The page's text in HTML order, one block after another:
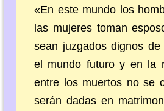
«En este mundo los
las mujeres toman
sean juzgados dignos
el mundo futuro y en la
entre los muertos no se
serán dadas en